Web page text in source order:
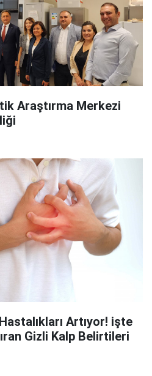
Araştırma Merkezi
Artıyor! işte
Gizli Kalp Belirtileri